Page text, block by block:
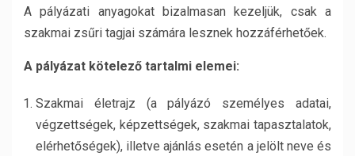
A pályázati anyagokat bizalmasan kezeljük, csak a
szakmai zsűri tagjai számára lesznek hozzáférhetőek.
A pályázat kötelező tartalmi elemei:
Szakmai életrajz (a pályázó személyes adatai,
végzettségek, képzettségek, szakmai tapasztalatok,
elérhetőségek), illetve ajánlás esetén a jelölt neve és